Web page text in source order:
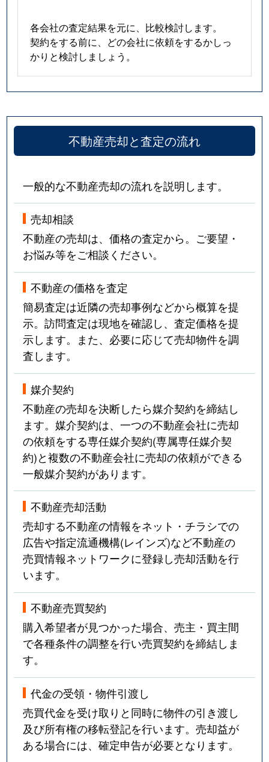
各会社の査定結果を元に、比較検討します。
契約をする前に、どの会社に依頼をするかしっ
かりと検討しましょう。
不動産売却と査定の流れ
一般的な不動産売却の流れを説明します。
売却相談
不動産の売却は、価格の査定から。ご要望・
お悩み等をご相談ください。
不動産の価格を査定
簡易査定は近隣の売却事例などから概算を提
示。訪問査定は現地を確認し、査定価格を提
示します。また、必要に応じて売却物件を調
査します。
媒介契約
不動産の売却を決断したら媒介契約を締結し
ます。媒介契約は、一つの不動産会社に売却
の依頼をする専任媒介契約(専属専任媒介契
約)と複数の不動産会社に売却の依頼ができる
一般媒介契約があります。
不動産売却活動
売却する不動産の情報をネット・チラシでの
広告や指定流通機構(レインズ)など不動産の
売買情報ネットワークに登録し売却活動を行
います。
不動産売買契約
購入希望者が見つかった場合、売主・買主間
で各種条件の調整を行い売買契約を締結しま
す。
代金の受領・物件引渡し
売買代金を受け取りと同時に物件の引き渡し
及び所有権の移転登記を行います。売却益が
ある場合には、確定申告が必要となります。